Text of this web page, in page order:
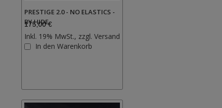
PRESTIGE 2.0 - NO ELASTICS -
BY HIDE
175,00 €
Inkl. 19% MwSt., zzgl. Versand
In den Warenkorb